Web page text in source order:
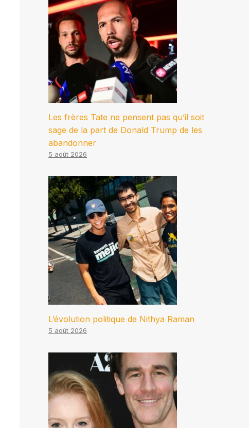
Les frères Tate ne pensent pas qu’il soit
sage de la part de Donald Trump de les
abandonner
5 août 2026
L’évolution politique de Nithya Raman
5 août 2026